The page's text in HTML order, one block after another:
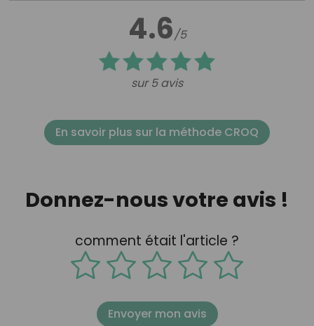
4.6/5
sur 5 avis
En savoir plus sur la méthode CROQ
Donnez-nous votre avis !
comment était l'article ?
Envoyer mon avis